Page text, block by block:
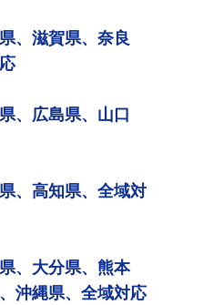
、滋賀県、奈良
、広島県、山口
、高知県、全域対
、大分県、熊本
沖縄県、全域対応